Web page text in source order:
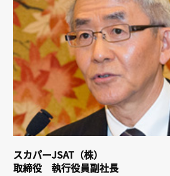
English
スカパーJSAT（株）
取締役 執行役員副社長